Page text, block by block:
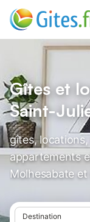
Gîtes et
Saint-
gîtes,
appartements
Molhesabate
Destination